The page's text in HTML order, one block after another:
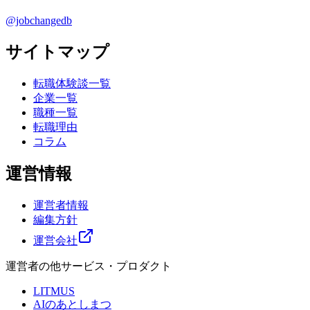
@jobchangedb
サイトマップ
転職体験談一覧
企業一覧
職種一覧
転職理由
コラム
運営情報
運営者情報
編集方針
運営会社
運営者の他サービス・プロダクト
LITMUS
AIのあとしまつ